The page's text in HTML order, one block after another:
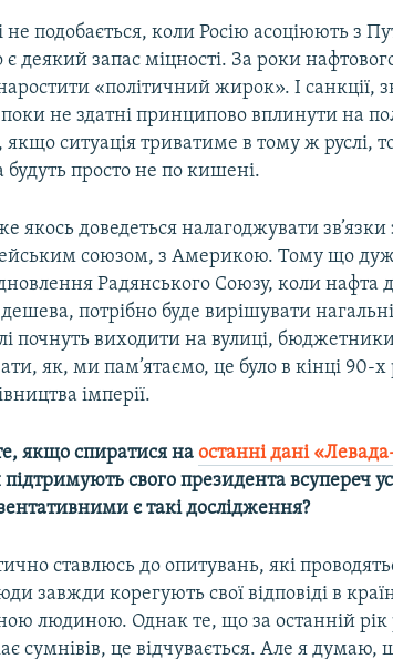
не подобається, коли Росію асоціюють з
є деякий запас міцності. За роки
«політичний жирок». І санкції,
не здатні принципово вплинути на
ситуація триватиме в тому ж руслі, то
будуть просто не по кишені.
якось доведеться налагоджувати
союзом, з Америкою. Тому що
Радянського Союзу, коли нафта
потрібно буде вирішувати
почнуть виходити на вулиці,
як, ми пам’ятаємо, це було в кінці 90-
імперії.
якщо спиратися на останні дані
підтримують свого президента всупереч
є такі дослідження?
ставлюсь до опитувань, які
завжди корегують свої відповіді в
людиною. Однак те, що за останній
сумнівів, це відчувається. Але я думаю,